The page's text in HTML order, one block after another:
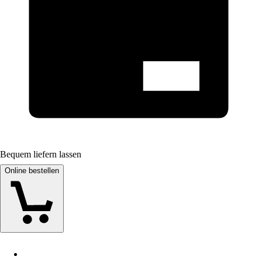
Bequem liefern lassen
Online bestellen